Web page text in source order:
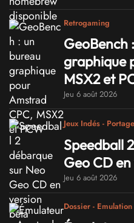
Retrogaming
GeoBench
graphique
MSX2 et
Jeu 6 août 2026
Jeux Indés - Portage
Speedball
Geo CD
Jeu 6 août 2026
Dossier - Emulation